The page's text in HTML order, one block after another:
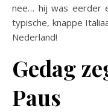
nee… hij was eerder
typische, knappe
Nederland!
Gedag
Paus